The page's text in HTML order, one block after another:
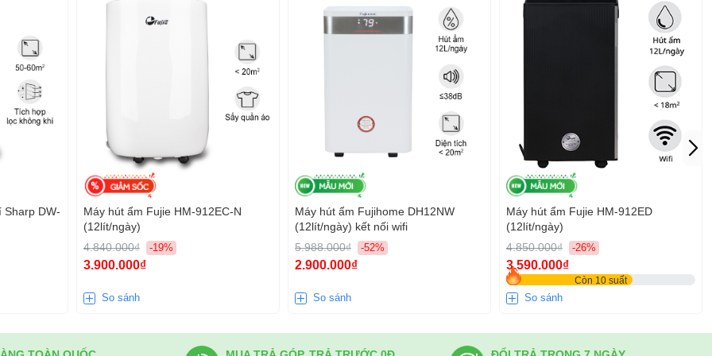
đa 470W, vận hành êm ái với độ ồn chỉ ≤
hằng ngày.
tiết kiệm điện và đảm bảo khả năng hút ẩm
Sharp DW-
Máy hút ẩm Fujie HM-912EC-N
(12lít/ngày)
4.840.000₫
-19%
3.900.000₫
So sánh
Máy hút ẩm Fujihome DH12NW
(12lít/ngày) kết nối wifi
5.988.000₫
-52%
2.900.000₫
So sánh
Máy hút ẩm Fujie HM-912ED
(12lít/ngày)
4.850.000₫
-26%
3.590.000₫
Còn 10 suất
So sánh